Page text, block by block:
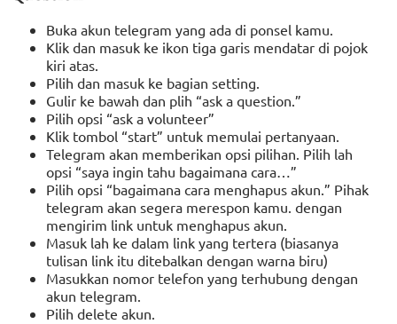
Buka akun telegram yang ada di ponsel kamu.
Klik dan masuk ke ikon tiga garis mendatar di pojok
kiri atas.
Pilih dan masuk ke bagian setting.
Gulir ke bawah dan plih “ask a question.”
Pilih opsi “ask a volunteer”
Klik tombol “start” untuk memulai pertanyaan.
Telegram akan memberikan opsi pilihan. Pilih lah
opsi “saya ingin tahu bagaimana cara…”
Pilih opsi “bagaimana cara menghapus akun.” Pihak
telegram akan segera merespon kamu. dengan
mengirim link untuk menghapus akun.
Masuk lah ke dalam link yang tertera (biasanya
tulisan link itu ditebalkan dengan warna biru)
Masukkan nomor telefon yang terhubung dengan
akun telegram.
Pilih delete akun.